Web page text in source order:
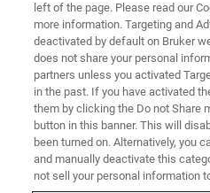
Termini e condizioni per
lingua italiana di Bruker
Iscrizione
In seguito alla compilazione
left of the page. Please read our
more information. Targeting and
deactivated by default on Bruker
does not share your personal
partners unless you activated
in the past. If you have activated
them by clicking the Do not Share
button in this banner. This will
been turned on. Alternatively, you
and manually deactivate this
not sell your personal information